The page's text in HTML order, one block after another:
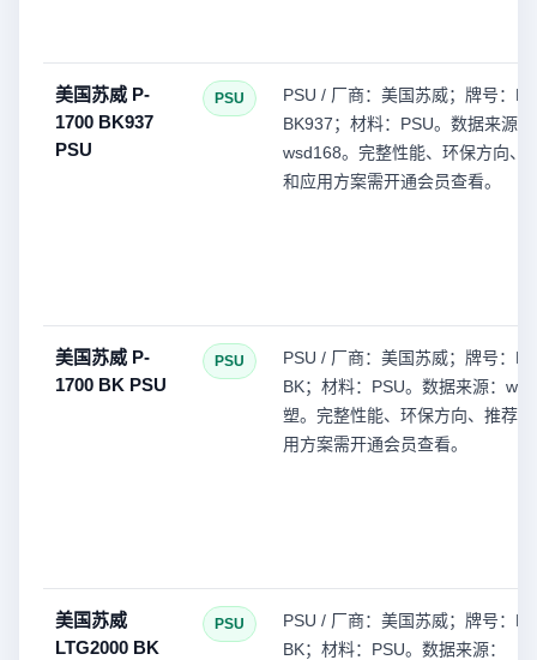
美国苏威 P-
1700 BK937
PSU
PSU
PSU / 厂商：美国苏威；牌号：P-
BK937；材料：PSU。数据来源：
wsd168。完整性能、环保方向、
和应用方案需开通会员查看。
美国苏威 P-
1700 BK PSU
PSU
PSU / 厂商：美国苏威；牌号：P-
BK；材料：PSU。数据来源：
塑。完整性能、环保方向、推荐
用方案需开通会员查看。
美国苏威
LTG2000 BK
PSU
PSU / 厂商：美国苏威；牌号：
BK；材料：PSU。数据来源：